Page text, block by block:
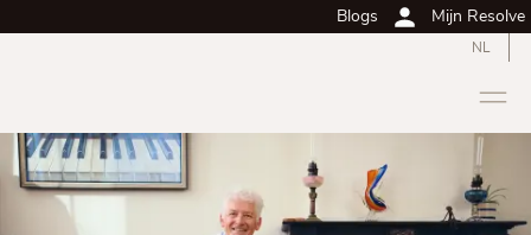
Blogs Mijn Resolve
NL